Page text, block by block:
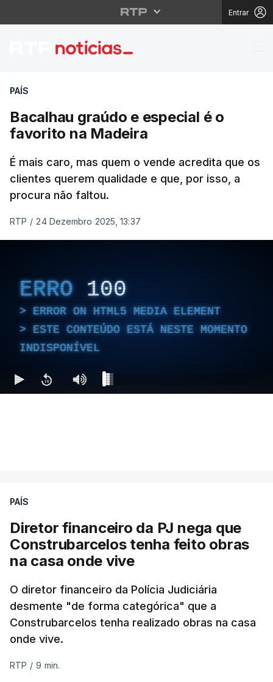
Entrar
Bacalhau graúdo e
PAÍS
Bacalhau graúdo e especial é o
favorito na Madeira
É mais caro, mas quem o vende acredita que os
clientes querem qualidade e que, por isso, a
procura não faltou.
RTP / 24 Dezembro 2025, 13:37
ERRO 100
ERROR ON HTML5 MEDIA ELEMENT
ESTE CONTEÚDO ESTÁ NESTE MOMENTO
INDISPONÍVEL
PAÍS
Diretor financeiro da PJ nega que
Construbarcelos tenha feito obras
na casa onde vive
O diretor financeiro da Polícia Judiciária
desmente "de forma categórica" que a
Construbarcelos tenha realizado obras na casa
onde vive.
RTP / 9 min.